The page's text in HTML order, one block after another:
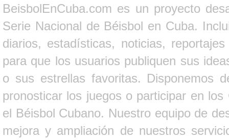
BeisbolEnCuba.com es un proyecto
Serie Nacional de Béisbol en Cuba.
diarios, estadísticas, noticias,
para que los usuarios publiquen sus
o sus estrellas favoritas. Disponemos
pronosticar los juegos o participar en
el Béisbol Cubano. Nuestro equipo de
mejora y ampliación de nuestros